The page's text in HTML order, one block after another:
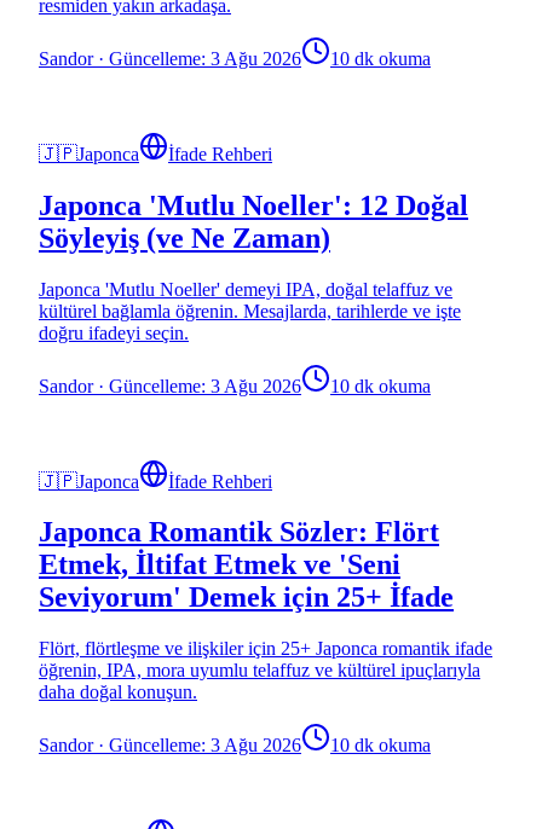
resmiden yakın arkadaşa.
Sandor· Güncelleme: 3 Ağu 2026 10 dk okuma
🇯🇵Japonca İfade Rehberi
Japonca 'Mutlu Noeller': 12 Doğal
Söyleyiş (ve Ne Zaman)
Japonca 'Mutlu Noeller' demeyi IPA, doğal telaffuz ve
kültürel bağlamla öğrenin. Mesajlarda, tarihlerde ve işte
doğru ifadeyi seçin.
Sandor· Güncelleme: 3 Ağu 2026 10 dk okuma
🇯🇵Japonca İfade Rehberi
Japonca Romantik Sözler: Flört
Etmek, İltifat Etmek ve 'Seni
Seviyorum' Demek için 25+ İfade
Flört, flörtleşme ve ilişkiler için 25+ Japonca romantik ifade
öğrenin, IPA, mora uyumlu telaffuz ve kültürel ipuçlarıyla
daha doğal konuşun.
Sandor· Güncelleme: 3 Ağu 2026 10 dk okuma